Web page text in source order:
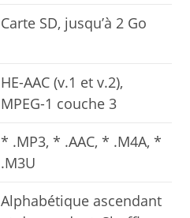
Carte SD, jusqu’à 2 Go
HE-AAC (v.1 et v.2),
MPEG-1 couche 3
* .MP3, * .AAC, * .M4A, *
.M3U
Alphabétique ascendant